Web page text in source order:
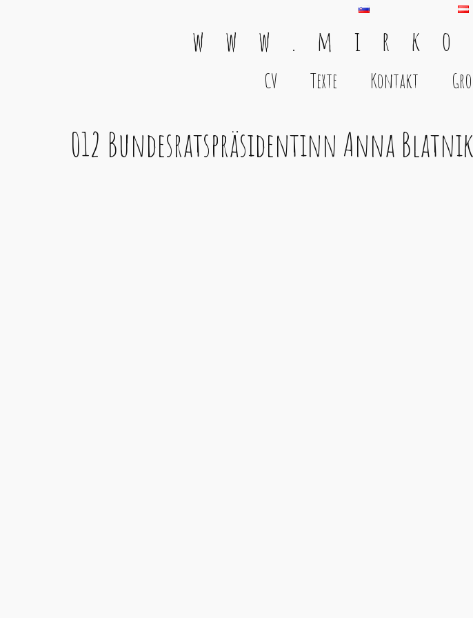
w w w . m i r k o
CV Texte Kontakt
012 Bundesratspräsidentinn Anna Blatnik